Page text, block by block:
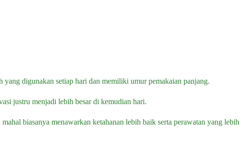
digunakan setiap hari dan memiliki umur pemakaian panjang.
justru menjadi lebih besar di kemudian hari.
biasanya menawarkan ketahanan lebih baik serta perawatan yang lebih